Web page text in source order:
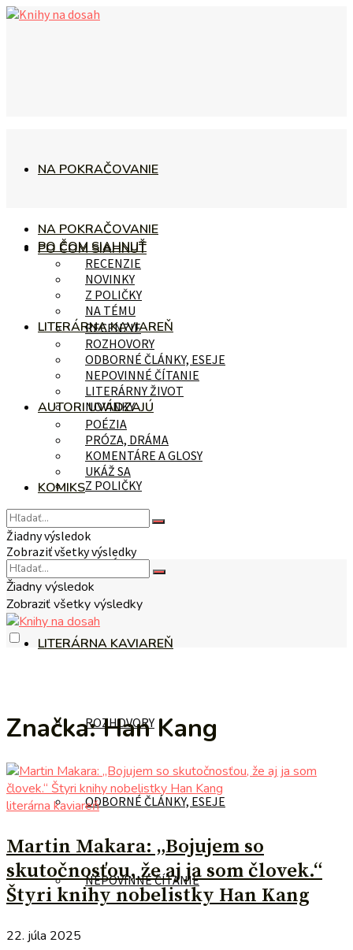
NA POKRAČOVANIE
PO ČOM SIAHNUŤ
RECENZIE
NOVINKY
Z POLIČKY
NA TÉMU
LITERÁRNA KAVIAREŇ
ROZHOVORY
ODBORNÉ ČLÁNKY, ESEJE
NEPOVINNÉ ČÍTANIE
NA POKRAČOVANIE
PO ČOM SIAHNUŤ
RECENZIE
NOVINKY
Z POLIČKY
NA TÉMU
LITERÁRNA KAVIAREŇ
ROZHOVORY
ODBORNÉ ČLÁNKY, ESEJE
NEPOVINNÉ ČÍTANIE
LITERÁRNY ŽIVOT
AUTORI UVÁDZAJÚ
POÉZIA
PRÓZA, DRÁMA
KOMENTÁRE A GLOSY
UKÁŽ SA
KOMIKS
Žiadny výsledok
Zobraziť všetky výsledky
Žiadny výsledok
Zobraziť všetky výsledky
Značka:Han Kang
literárna kaviareň
Martin Makara: „Bojujem so
skutočnosťou, že aj ja som človek.“
Štyri knihy nobelistky Han Kang
22. júla 2025